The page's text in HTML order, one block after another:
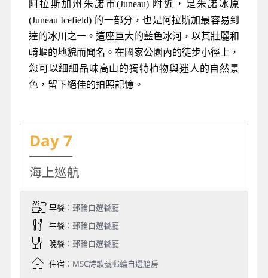
阿拉斯加州朱諾市(Juneau) 附近，是朱諾冰原
(Juneau Icefield) 的一部分，也是阿拉斯加最容易到
達的冰川之一。這座巨大的藍色冰河，以其壯麗和
崎嶇的地貌而聞名。在國家公園內的徒步小徑上，
您可以細細品味高山的獨特植物與迷人的自然景
色，留下絕佳的拍照記憶。
Day 7
海上巡航
早餐：郵輪自選餐廳
午餐：郵輪自選餐廳
晚餐：郵輪自選餐廳
住宿：MSC詩歌號郵輪自選艙房